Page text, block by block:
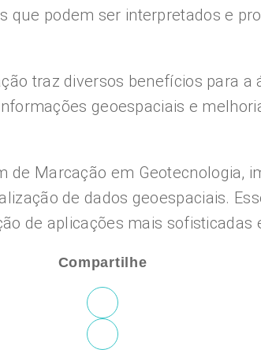
que podem ser interpretados e
traz diversos benefícios para
geoespaciais e
Marcação em Geotecnologia,
de dados geoespaciais.
de aplicações mais sofisticadas
Compartilhe